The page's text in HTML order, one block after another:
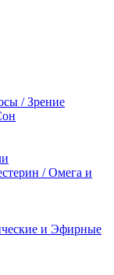
/ Зрение
/ Омега и
и Эфирные